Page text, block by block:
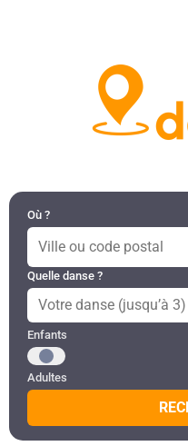
Où ?
Quelle danse ?
Public recherché
Enfants
Adultes